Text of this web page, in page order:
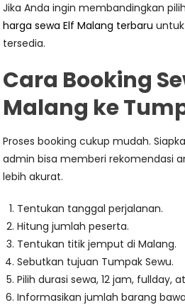
Jika Anda ingin membandingkan
harga sewa Elf Malang terbaru
tersedia.
Cara Booking
Malang ke
Proses booking cukup mudah.
admin bisa memberi rekomendasi
lebih akurat.
Tentukan tanggal perjalanan.
Hitung jumlah peserta.
Tentukan titik jemput di Malang.
Sebutkan tujuan Tumpak Sewu.
Pilih durasi sewa, 12 jam, fullday,
Informasikan jumlah barang